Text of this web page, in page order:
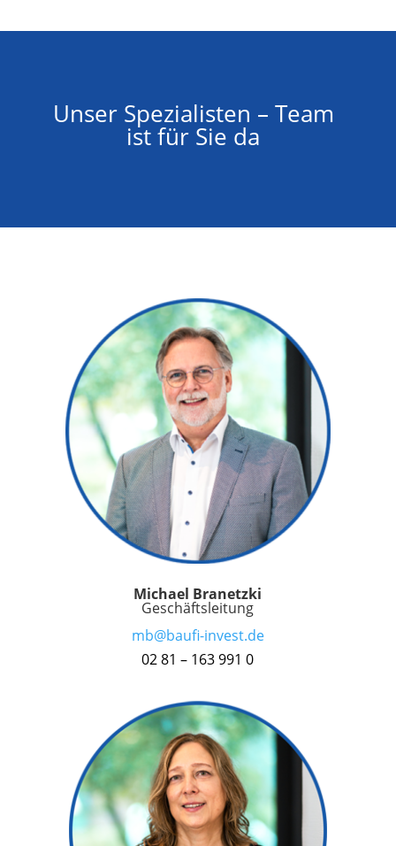
Unser Spezialisten – Team
ist für Sie da
Michael Branetzki
Geschäftsleitung
mb@baufi-invest.de
02 81 – 163 991 0